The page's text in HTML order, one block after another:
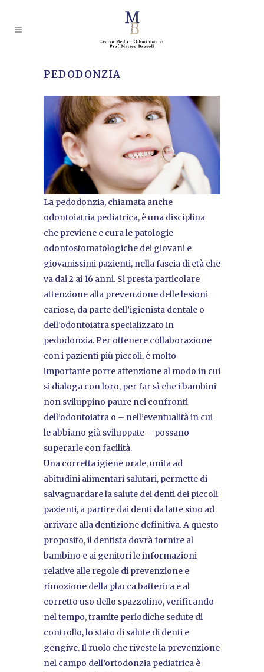
PEDODONZIA
La pedodonzia, chiamata anche
odontoiatria pediatrica, è una disciplina
che previene e cura le patologie
odontostomatologiche dei giovani e
giovanissimi pazienti, nella fascia di età che
va dai 2 ai 16 anni. Si presta particolare
attenzione alla prevenzione delle lesioni
cariose, da parte dell’igienista dentale o
dell’odontoiatra specializzato in
pedodonzia. Per ottenere collaborazione
con i pazienti più piccoli, è molto
importante porre attenzione al modo in cui
si dialoga con loro, per far sì che i bambini
non sviluppino paure nei confronti
dell’odontoiatra o – nell’eventualità in cui
le abbiano già sviluppate – possano
superarle con facilità.
Una corretta igiene orale, unita ad
abitudini alimentari salutari, permette di
salvaguardare la salute dei denti dei piccoli
pazienti, a partire dai denti da latte sino ad
arrivare alla dentizione definitiva. A questo
proposito, il dentista dovrà fornire al
bambino e ai genitori le informazioni
relative alle regole di prevenzione e
rimozione della placca batterica e al
corretto uso dello spazzolino, verificando
nel tempo, tramite periodiche sedute di
controllo, lo stato di salute di denti e
gengive. Il ruolo che riveste la prevenzione
nel campo dell’ortodonzia pediatrica è